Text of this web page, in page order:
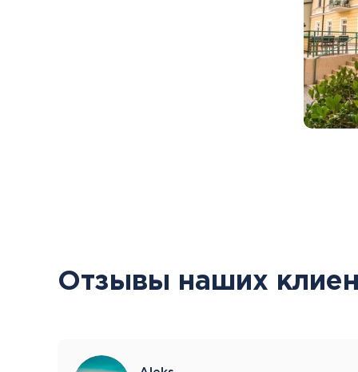
Отзывы наших